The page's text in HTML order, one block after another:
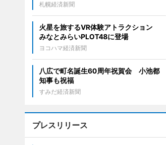
札幌経済新聞
火星を旅するVR体験アトラクション
みなとみらいPLOT48に登場
ヨコハマ経済新聞
八広で町名誕生60周年祝賀会 小池都
知事も祝福
すみだ経済新聞
プレスリリース